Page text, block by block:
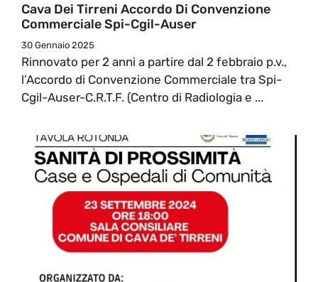
Cava Dei Tirreni Accordo Di Convenzione
Commerciale Spi-Cgil-Auser
30 Gennaio 2025
Rinnovato per 2 anni a partire dal 2 febbraio p.v.,
l’Accordo di Convenzione Commerciale tra Spi-
Cgil-Auser-C.R.T.F. (Centro di Radiologia e ...